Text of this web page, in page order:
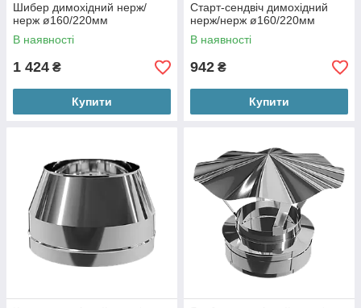
Шибер димохідний нерж/
нерж ø160/220мм
В наявності
1 424 ₴
Купити
Старт-сендвіч димохідний
нерж/нерж ø160/220мм
В наявності
942 ₴
Купити